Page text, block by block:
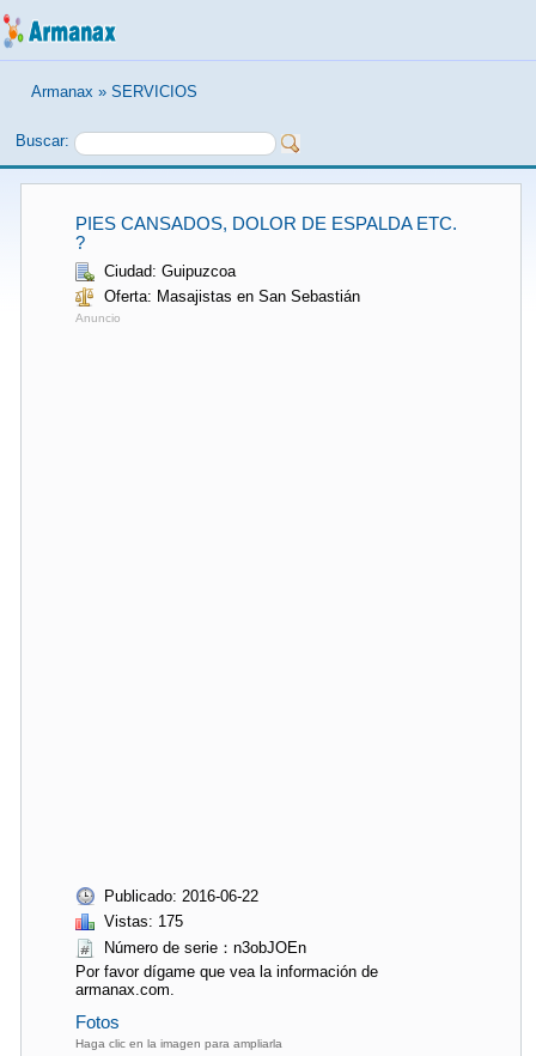
Armanax » SERVICIOS
Buscar:
PIES CANSADOS, DOLOR DE ESPALDA ETC.
?
Ciudad: Guipuzcoa
Oferta: Masajistas en San Sebastián
Anuncio
Publicado: 2016-06-22
Vistas: 175
Número de serie：n3obJOEn
Por favor dígame que vea la información de
armanax.com.
Fotos
Haga clic en la imagen para ampliarla